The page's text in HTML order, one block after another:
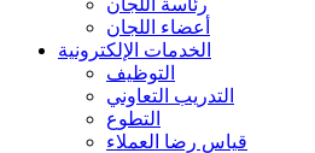
رئاسة اللجان
أعضاء اللجان
الخدمات الإلكترونية
التوظيف
التدريب التعاوني
التطوع
قياس رضا العملاء